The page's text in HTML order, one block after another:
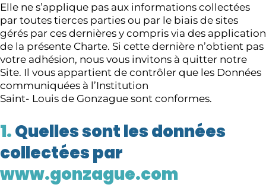
Elle ne s’applique pas aux informations collectées
par toutes tierces parties ou par le biais de sites
gérés par ces dernières y compris via des
de la présente Charte. Si cette dernière n’obtient pas
votre adhésion, nous vous invitons à quitter notre
Site. Il vous appartient de contrôler que les Données
communiquées à l’Institution
Saint- Louis de Gonzague sont conformes.
1.Quelles sont les données
collectées par
www.gonzague.com